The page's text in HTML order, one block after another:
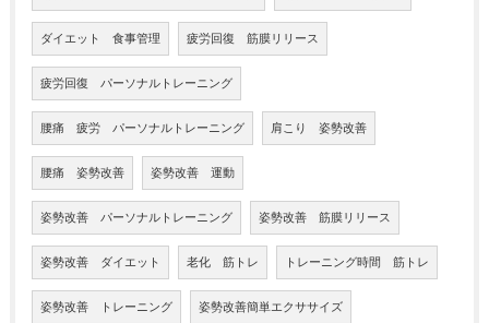
ダイエット 食事管理 疲労回復 筋膜リリース
疲労回復 パーソナルトレーニング
腰痛 疲労 パーソナルトレーニング 肩こり 姿勢改善
腰痛 姿勢改善 姿勢改善 運動
姿勢改善 パーソナルトレーニング 姿勢改善 筋膜リリース
姿勢改善 ダイエット 老化 筋トレ トレーニング時間 筋トレ
姿勢改善 トレーニング 姿勢改善簡単エクササイズ